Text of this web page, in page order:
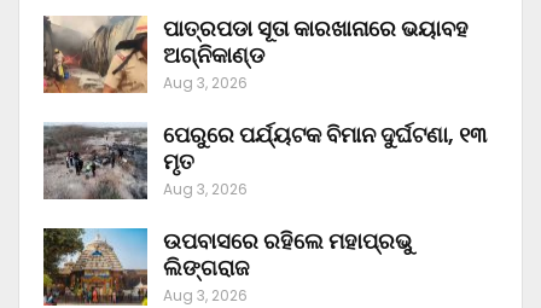
ପାତ୍ରପଡା ସୂତା କାରଖାନାରେ ଭୟାବହ
ଅଗ୍ନିକାଣ୍ଡ
Aug 3, 2026
ପେରୁରେ ପର୍ଯ୍ୟଟକ ବିମାନ ଦୁର୍ଘଟଣା, ୧୩
ମୃତ
Aug 3, 2026
ଉପବାସରେ ରହିଲେ ମହାପ୍ରଭୁ
ଲିଙ୍ଗରାଜ
Aug 3, 2026